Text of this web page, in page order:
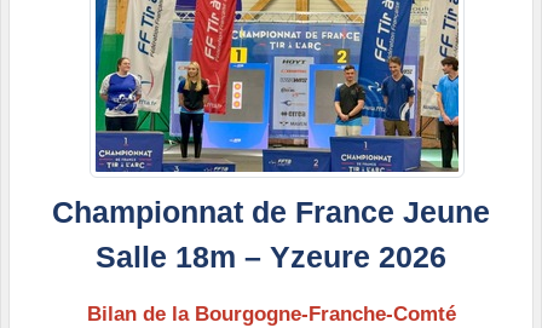
Championnat de France Jeune
Salle 18m – Yzeure 2026
Bilan de la Bourgogne-Franche-Comté